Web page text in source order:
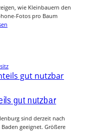
wie Kleinbauern den
Fotos pro Baum
gut nutzbar
sind derzeit nach
geeignet. Größere